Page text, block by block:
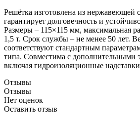
Решётка изготовлена из нержавеющей
гарантирует долговечность и
Размеры – 115×115 мм, максимальная
1,5 т. Срок службы – не менее 50 лет.
соответствуют стандартным
типа. Совместима с дополнительными
включая гидроизоляционные
Отзывы
Отзывы
Нет оценок
Оставить отзыв